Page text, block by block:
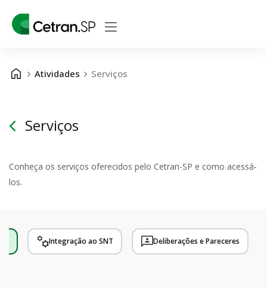
Atividades Serviços
Serviços
Conheça os serviços oferecidos pelo Cetran-SP e como acessá-
los.
Integração ao SNT Deliberações e Pareceres